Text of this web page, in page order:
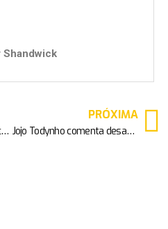
Shandwick
Pantone elege Living Coral como a Cor do Ano para 2019
PRÓXIMA
Jojo Todynho comenta desavença com Renata Banhara no canal Love Treta, da Rede Snack